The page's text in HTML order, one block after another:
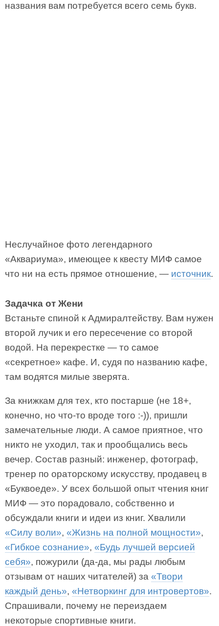
названия вам потребуется всего семь букв.
Неслучайное фото легендарного
«Аквариума», имеющее к квесту МИФ самое
что ни на есть прямое отношение, — источник.
Задачка от Жени
Встаньте спиной к Адмиралтейству. Вам нужен
второй лучик и его пересечение со второй
водой. На перекрестке — то самое
«секретное» кафе. И, судя по названию кафе,
там водятся милые зверята.
За книжкам для тех, кто постарше (не 18+,
конечно, но что-то вроде того :-)), пришли
замечательные люди. А самое приятное, что
никто не уходил, так и прообщались весь
вечер. Состав разный: инженер, фотограф,
тренер по ораторскому искусству, продавец в
«Буквоеде». У всех большой опыт чтения книг
МИФ — это порадовало, собственно и
обсуждали книги и идеи из книг. Хвалили
«Силу воли», «Жизнь на полной мощности»,
«Гибкое сознание», «Будь лучшей версией
себя», пожурили (да-да, мы рады любым
отзывам от наших читателей) за «Твори
каждый день», «Нетворкинг для интровертов».
Спрашивали, почему не переиздаем
некоторые спортивные книги.